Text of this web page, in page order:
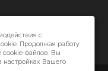
с
Продолжая работу
cookie-файлов. Вы
настройках Вашего